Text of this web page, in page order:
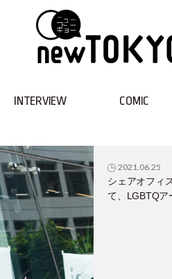
INTERVIEW COMIC
2021.06.25
シェアオフィ
て、LGBTQア